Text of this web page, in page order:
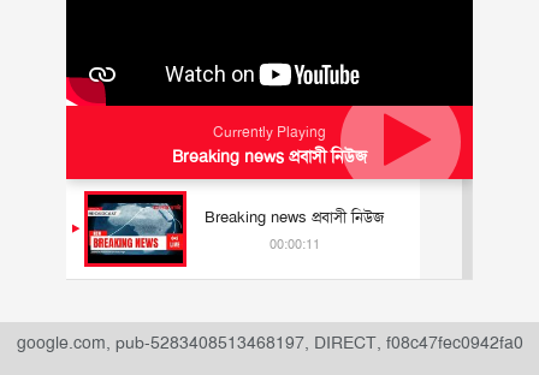
Currently Playing
Breaking news প্রবাসী নিউজ
Breaking news প্রবাসী নিউজ
00:00:11
" data-ad-slot="">
google.com, pub-5283408513468197, DIRECT, f08c47fec0942fa0